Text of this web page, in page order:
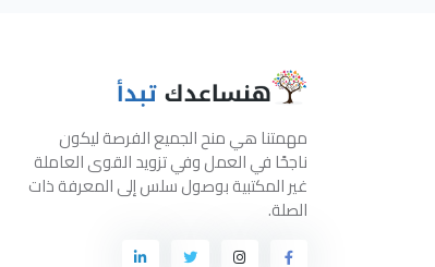
مهمتنا هي منح الجميع الفرصة ليكون
ناجحًا في العمل وفي تزويد القوى العاملة
غير المكتبية بوصول سلس إلى المعرفة ذات
الصلة.